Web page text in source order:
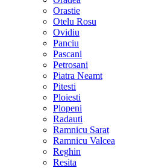
Orastie
Otelu Rosu
Ovidiu
Panciu
Pascani
Petrosani
Piatra Neamt
Pitesti
Ploiesti
Plopeni
Radauti
Ramnicu Sarat
Ramnicu Valcea
Reghin
Resita